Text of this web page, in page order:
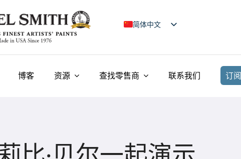
简体中文
日本語
Français
Українська
博客 资源 查找零售商 联系我们 订阅